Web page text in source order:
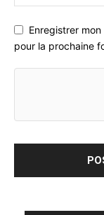
Enregistrer
pour la prochaine